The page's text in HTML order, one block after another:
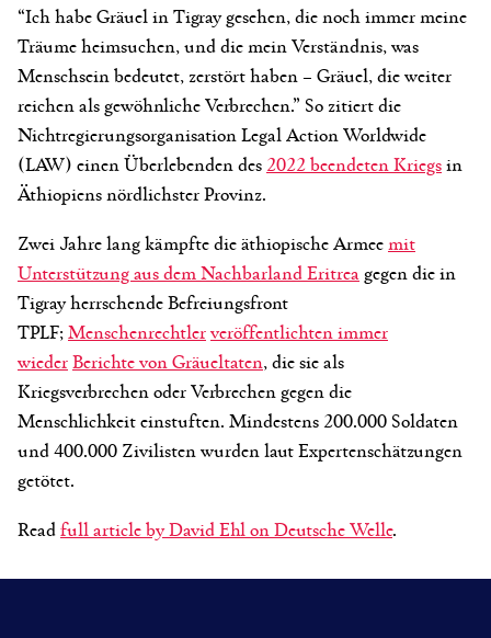
“Ich habe Gräuel in Tigray gesehen, die noch immer meine
Träume heimsuchen, und die mein Verständnis, was
Menschsein bedeutet, zerstört haben – Gräuel, die weiter
reichen als gewöhnliche Verbrechen.” So zitiert die
Nichtregierungsorganisation Legal Action Worldwide
(LAW) einen Überlebenden des 2022 beendeten Kriegsin
Äthiopiens nördlichster Provinz.
Zwei Jahre lang kämpfte die äthiopische Armee mit
Unterstützung aus dem Nachbarland Eritrea gegen die in
Tigray herrschende Befreiungsfront
TPLF; Menschenrechtlerveröffentlichten immer
wiederBerichte von Gräueltaten, die sie als
Kriegsverbrechen oder Verbrechen gegen die
Menschlichkeit einstuften. Mindestens 200.000 Soldaten
und 400.000 Zivilisten wurden laut Expertenschätzungen
getötet.
Readfull article by David Ehl on Deutsche Welle.